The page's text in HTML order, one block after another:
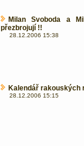
Milan Svoboda a
přezbrojují !!
28.12.2006 15:38
Kalendář rakouských
28.12.2006 15:15